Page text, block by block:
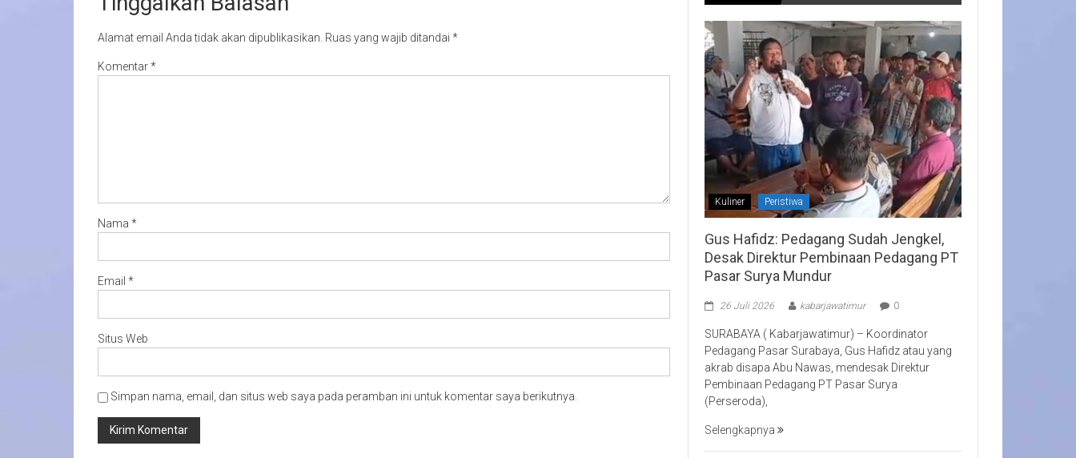
Alamat email Anda tidak akan dipublikasikan. Ruas yang wajib ditandai *
Komentar*
Nama *
Email *
Situs Web
Simpan nama, email, dan situs web saya pada peramban ini untuk komentar saya berikutnya.
Kuliner Peristiwa
Gus Hafidz: Pedagang Sudah Jengkel,
Desak Direktur Pembinaan Pedagang PT
Pasar Surya Mundur
26 Juli 2026 kabarjawatimur 0
SURABAYA ( Kabarjawatimur) – Koordinator
Pedagang Pasar Surabaya, Gus Hafidz atau yang
akrab disapa Abu Nawas, mendesak Direktur
Pembinaan Pedagang PT Pasar Surya
(Perseroda),
Selengkapnya